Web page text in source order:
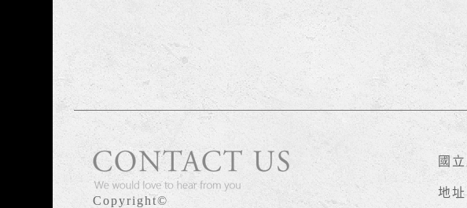
版權宣告
Copyright©
國
地